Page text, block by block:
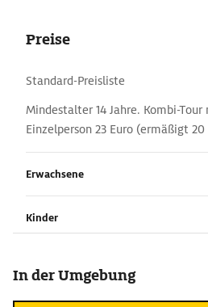
Preise
Standard-Preisliste
Mindestalter 14 Jahre. Kombi-
Einzelperson 23 Euro (ermäßigt 20
Erwachsene
Kinder
In der Umgebung